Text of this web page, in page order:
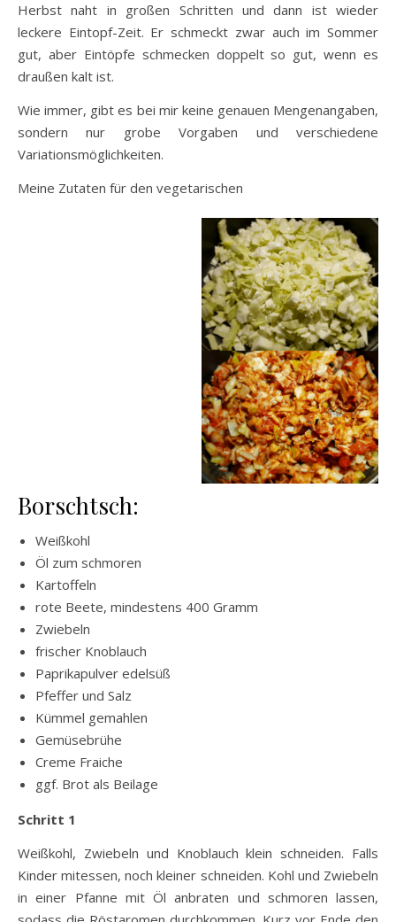
Herbst naht in großen Schritten und dann ist wieder
leckere Eintopf-Zeit. Er schmeckt zwar auch im Sommer
gut, aber Eintöpfe schmecken doppelt so gut, wenn es
draußen kalt ist.
Wie immer, gibt es bei mir keine genauen Mengenangaben,
sondern nur grobe Vorgaben und verschiedene
Variationsmöglichkeiten.
Meine Zutaten für den vegetarischen
Borschtsch:
Weißkohl
Öl zum schmoren
Kartoffeln
rote Beete, mindestens 400 Gramm
Zwiebeln
frischer Knoblauch
Paprikapulver edelsüß
Pfeffer und Salz
Kümmel gemahlen
Gemüsebrühe
Creme Fraiche
ggf. Brot als Beilage
Schritt 1
Weißkohl, Zwiebeln und Knoblauch klein schneiden. Falls
Kinder mitessen, noch kleiner schneiden. Kohl und Zwiebeln
in einer Pfanne mit Öl anbraten und schmoren lassen,